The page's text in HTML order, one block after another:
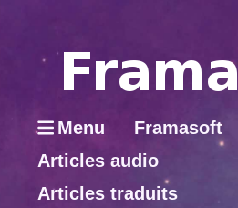
Menu
Framasoft
Articles audio
Articles traduits